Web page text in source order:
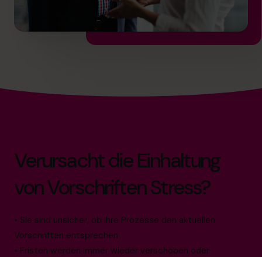
Verursacht die Einhaltung
von Vorschriften Stress?
• Sie sind unsicher, ob Ihre Prozesse den aktuellen
Vorschriften entsprechen
• Fristen werden immer wieder verschoben oder